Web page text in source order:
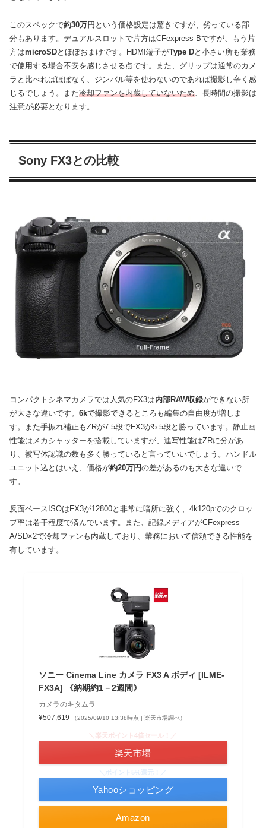
このスペックで約30万円 という価格設定は驚きですが、劣っている部
分もあります。デュアルスロットで片方はCFexpress Bですが、もう片
方はmicroSDとほぼおまけです。HDMI端子がType Dと小さい所も業務
で使用する場合不安を感じさせる点です。また、グリップは通常のカメ
ラと比べればほぼなく、ジンバル等を使わないのであれば撮影し辛く感
じるでしょう。また冷却ファンを内蔵していないため 、長時間の撮影は
注意が必要となります。
Sony FX3との比較
コンパクトシネマカメラでは人気のFX3は内部RAW収録ができない所
が大きな違いです。 6kで撮影できるところも編集の自由度が増しま
す。また手振れ補正もZRが7.5段でFX3が5.5段と勝っています。静止画
性能はメカシャッターを搭載していますが、連写性能はZRに分があ
り、被写体認識の数も多く勝っていると言っていいでしょう。ハンドル
ユニット込とはいえ、価格が約20万円の差があるのも大きな違いで
す。
反面ベースISOはFX3が12800と非常に暗所に強く、4k120pでのクロッ
プ率は若干程度で済んでいます。また、記録メディアがCFexpress
A/SD×2で冷却ファンも内蔵しており、業務において信頼できる性能を
有しています。
ソニー Cinema Line カメラ FX3 A ボディ [ILME-
FX3A] 《納期約1－2週間》
カメラのキタムラ
¥507,619
（2025/09/10 13:38時点 | 楽天市場調べ）
Amazon
＼楽天ポイント4倍セール！／
楽天市場
＼ポイント5%還元！／
Yahooショッピング